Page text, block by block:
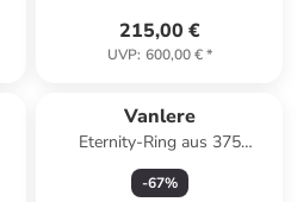
215,00 €
UVP: 600,00 €*
Vanlere
Eternity-Ring aus 375
Gelbgold mit Zirkonia Herz-
Design
-67%